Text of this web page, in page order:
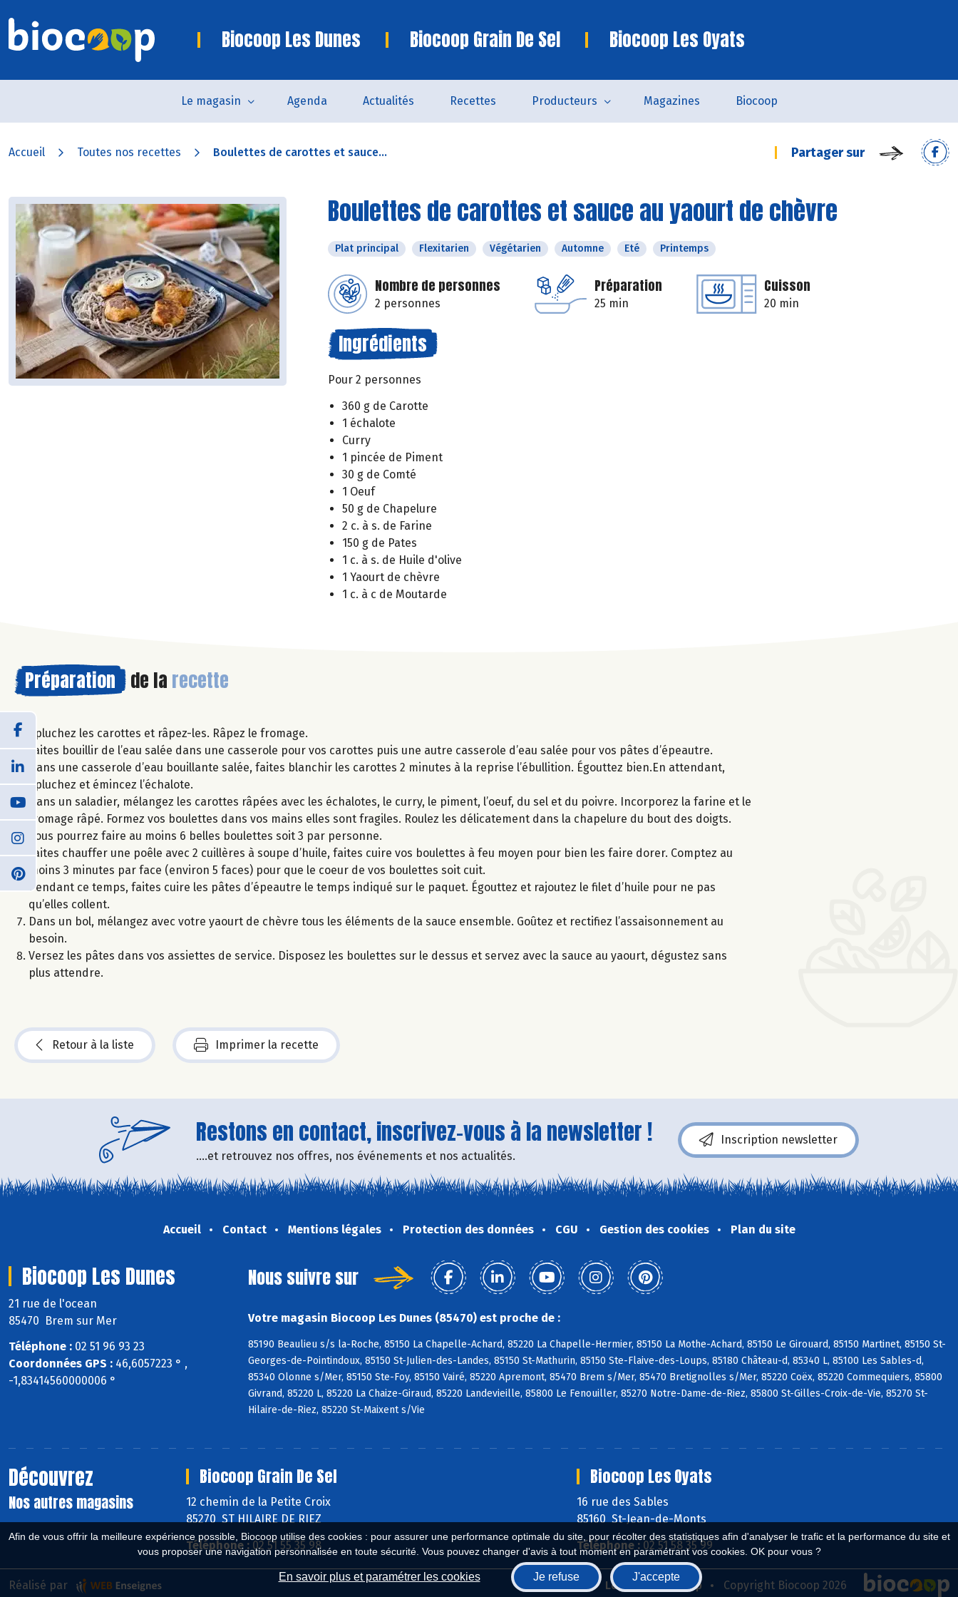
Afin de vous offrir la meilleure expérience possible, Biocoop utilise des cookies : pour assurer une performance optimale du site, pour récolter des statistiques afin d'analyser le trafic et la performance du site et
vous proposer une navigation personnalisée en toute sécurité. Vous pouvez changer d'avis à tout moment en paramétrant vos cookies. OK pour vous ?
En savoir plus et paramétrer les cookies Je refuse J'accepte
Biocoop Les Dunes Biocoop Grain De Sel Biocoop Les Oyats
Le magasin Agenda Actualités Recettes Producteurs Magazines Biocoop
Accueil Toutes nos recettes Boulettes de carottes et sauce... Partager sur
Boulettes de carottes et sauce au yaourt de chèvre
Plat principal Flexitarien Végétarien Automne Eté Printemps
Nombre de personnes
2 personnes
Préparation
25 min
Cuisson
20 min
Ingrédients
Pour 2 personnes
360 g de Carotte
1 échalote
Curry
1 pincée de Piment
30 g de Comté
1 Oeuf
50 g de Chapelure
2 c. à s. de Farine
150 g de Pates
1 c. à s. de Huile d'olive
1 Yaourt de chèvre
1 c. à c de Moutarde
Préparation de la recette
Épluchez les carottes et râpez-les. Râpez le fromage.
Faites bouillir de l’eau salée dans une casserole pour vos carottes puis une autre casserole d’eau salée pour vos pâtes d’épeautre.
Dans une casserole d’eau bouillante salée, faites blanchir les carottes 2 minutes à la reprise l’ébullition. Égouttez bien.En attendant,
épluchez et émincez l’échalote.
Dans un saladier, mélangez les carottes râpées avec les échalotes, le curry, le piment, l’oeuf, du sel et du poivre. Incorporez la farine et le
fromage râpé. Formez vos boulettes dans vos mains elles sont fragiles. Roulez les délicatement dans la chapelure du bout des doigts.
Vous pourrez faire au moins 6 belles boulettes soit 3 par personne.
Faites chauffer une poêle avec 2 cuillères à soupe d’huile, faites cuire vos boulettes à feu moyen pour bien les faire dorer. Comptez au
moins 3 minutes par face (environ 5 faces) pour que le coeur de vos boulettes soit cuit.
Pendant ce temps, faites cuire les pâtes d’épeautre le temps indiqué sur le paquet. Égouttez et rajoutez le filet d’huile pour ne pas
qu’elles collent.
Dans un bol, mélangez avec votre yaourt de chèvre tous les éléments de la sauce ensemble. Goûtez et rectifiez l’assaisonnement au
besoin.
Versez les pâtes dans vos assiettes de service. Disposez les boulettes sur le dessus et servez avec la sauce au yaourt, dégustez sans
plus attendre.
Retour à la liste Imprimer la recette
Restons en contact, inscrivez-vous à la newsletter !
....et retrouvez nos offres, nos événements et nos actualités.
Inscription newsletter
Accueil Contact Mentions légales Protection des données CGU Gestion des cookies Plan du site
Biocoop Les Dunes
21 rue de l'ocean
85470 Brem sur Mer
Téléphone : 02 51 96 93 23
Coordonnées GPS : 46,6057223 ° ,
-1,83414560000006 °
Nous suivre sur
Votre magasin Biocoop Les Dunes (85470) est proche de :
85190 Beaulieu s/s la-Roche, 85150 La Chapelle-Achard, 85220 La Chapelle-Hermier, 85150 La Mothe-Achard, 85150 Le Girouard, 85150 Martinet, 85150 St-
Georges-de-Pointindoux, 85150 St-Julien-des-Landes, 85150 St-Mathurin, 85150 Ste-Flaive-des-Loups, 85180 Château-d, 85340 L, 85100 Les Sables-d,
85340 Olonne s/Mer, 85150 Ste-Foy, 85150 Vairé, 85220 Apremont, 85470 Brem s/Mer, 85470 Bretignolles s/Mer, 85220 Coëx, 85220 Commequiers, 85800
Givrand, 85220 L, 85220 La Chaize-Giraud, 85220 Landevieille, 85800 Le Fenouiller, 85270 Notre-Dame-de-Riez, 85800 St-Gilles-Croix-de-Vie, 85270 St-
Hilaire-de-Riez, 85220 St-Maixent s/Vie
Découvrez
Nos autres magasins
Biocoop Grain De Sel
12 chemin de la Petite Croix
85270 ST HILAIRE DE RIEZ
Téléphone : 02 51 55 35 98
Biocoop Les Oyats
16 rue des Sables
85160 St-Jean-de-Monts
Téléphone :02 51 58 35 99
Biocoop.fr Le réseau Biocoop Copyright Biocoop 2026
Réalisé par